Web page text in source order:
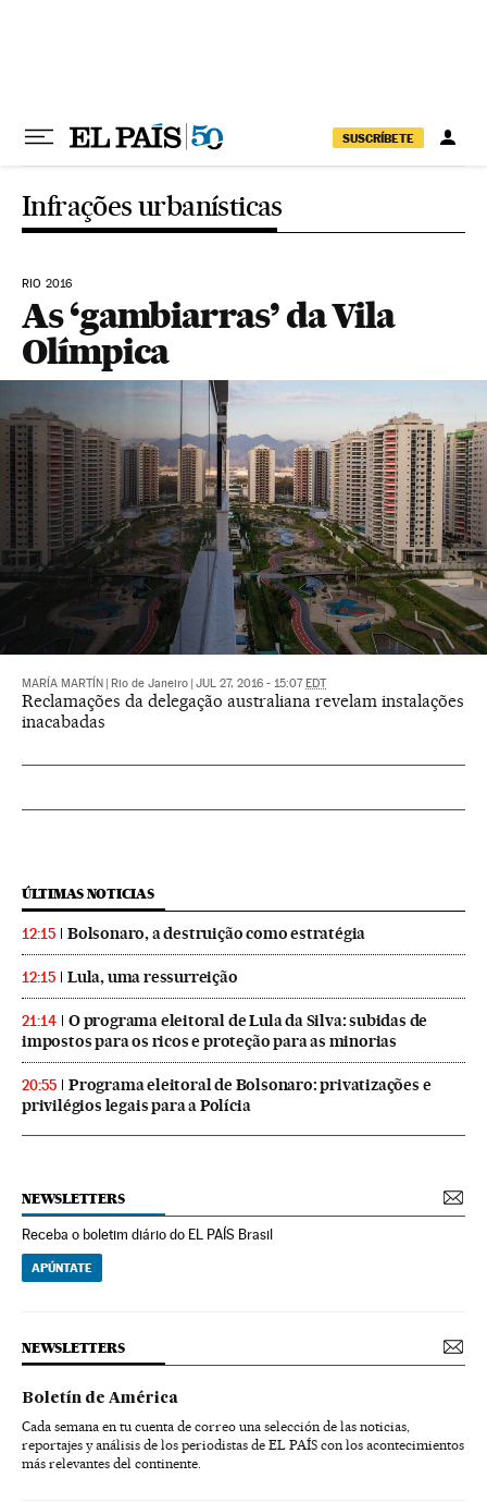
SUSCRÍBETE
Infrações urbanísticas
RIO 2016
As ‘gambiarras’ da Vila
Olímpica
MARÍA MARTÍN Rio de Janeiro JUL 27, 2016 - 15:07 EDT
Reclamações da delegação australiana revelam instalações
inacabadas
ÚLTIMAS NOTICIAS
12:15 Bolsonaro, a destruição como estratégia
12:15 Lula, uma ressurreição
21:14
O programa eleitoral de Lula da Silva: subidas de
impostos para os ricos e proteção para as minorias
20:55
Programa eleitoral de Bolsonaro: privatizações e
privilégios legais para a Polícia
NEWSLETTERS
Receba o boletim diário do EL PAÍS Brasil
APÚNTATE
NEWSLETTERS
Boletín de América
Cada semana en tu cuenta de correo una selección de las noticias,
reportajes y análisis de los periodistas de EL PAÍS con los acontecimientos
más relevantes del continente.